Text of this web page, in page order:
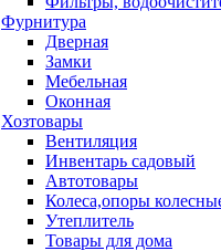
Фурнитура
Дверная
Замки
Мебельная
Оконная
Хозтовары
Вентиляция
Инвентарь садовый
Автотовары
Колеса,опоры
Утеплитель
Товары для дома